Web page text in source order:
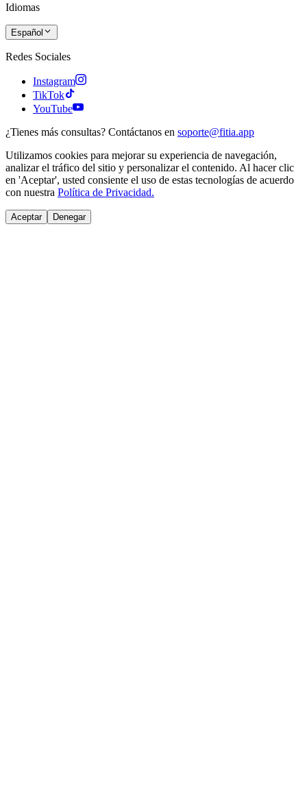
Idiomas
Español
Redes Sociales
Instagram
TikTok
YouTube
¿Tienes más consultas? Contáctanos en soporte@fitia.app
Utilizamos cookies para mejorar su experiencia de navegación,
analizar el tráfico del sitio y personalizar el contenido. Al hacer clic
en 'Aceptar', usted consiente el uso de estas tecnologías de acuerdo
con nuestra Política de Privacidad.
Aceptar Denegar